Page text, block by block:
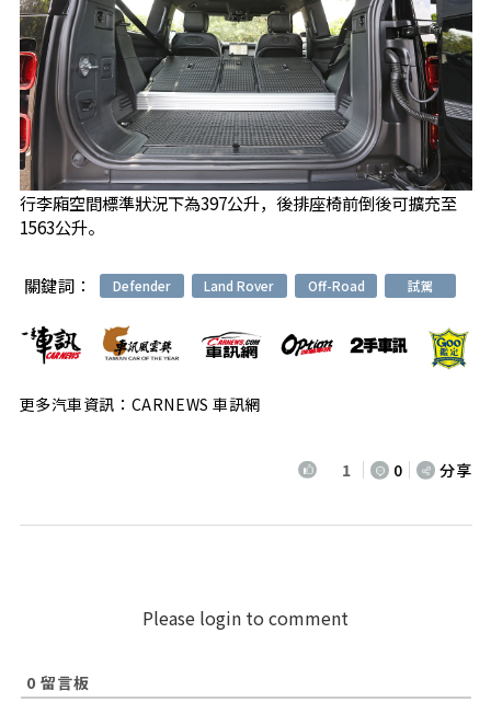
行李廂空間標準狀況下為397公升，後排座椅前倒後可擴充至
1563公升。
關鍵詞： Defender Land Rover Off-Road 試駕
更多汽車資訊：CARNEWS 車訊網
1 0 分享
Please login to comment
0 留言板